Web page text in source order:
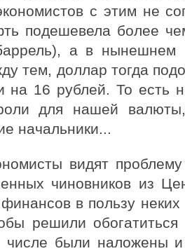
с этим не
подешевела более
а в
тем, доллар тогда
на 16 рублей. То есть
для нашей
начальники...
видят
чиновников из
в пользу
решили
числе были наложены